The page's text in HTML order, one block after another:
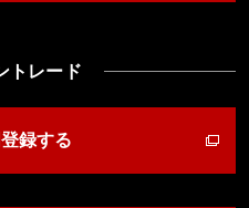
トレード
録する